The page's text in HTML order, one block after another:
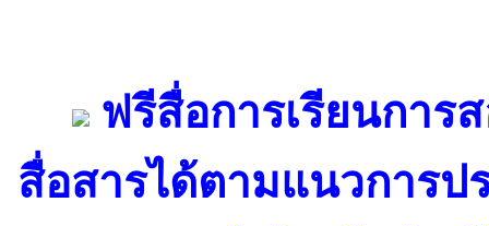
ฟรีสื่อการเรียนการ
สื่อสารได้ตามแนวการป